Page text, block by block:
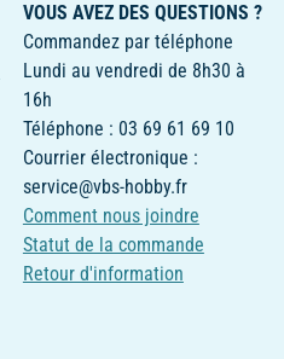
VOUS AVEZ DES QUESTIONS ?
Commandez par téléphone
Lundi au vendredi de 8h30 à
16h
Téléphone : 03 69 61 69 10
Courrier électronique :
service@vbs-hobby.fr
Comment nous joindre
Statut de la commande
Retour d'information